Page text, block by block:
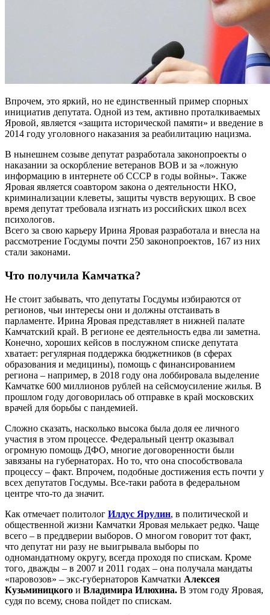
Впрочем, это яркий, но не единственный пример спорных
инициатив депутата. Одной из тем, активно проталкиваемых
Яровой, является «защита исторической памяти» и введение в
2014 году уголовного наказания за реабилитацию нацизма.
В нынешнем созыве депутат разработала законопроекты о
наказании за оскорбление ветеранов ВОВ и за «ложную
информацию в интернете об СССР в годы войны». Также
Яровая является соавтором закона о деятельности НКО,
криминализации клеветы, защиты чувств верующих. В свое
время депутат требовала изгнать из российских школ всех
психологов.
Всего за свою карьеру Ирина Яровая разработала и внесла на
рассмотрение Госдумы почти 250 законопроектов, 167 из них
стали законами.
Что получила Камчатка?
Не стоит забывать, что депутаты Госдумы избираются от
регионов, чьи интересы они и должны отстаивать в
парламенте. Ирина Яровая представляет в нижней палате
Камчатский край. В регионе ее деятельность едва ли заметна.
Конечно, хороших кейсов в послужном списке депутата
хватает: регулярная поддержка бюджетников (в сферах
образования и медицины), помощь с финансированием
региона – например, в 2018 году она лоббировала выделение
Камчатке 600 миллионов рублей на сейсмоусиление жилья. В
прошлом году договорилась об отправке в край московских
врачей для борьбы с пандемией.
Сложно сказать, насколько высока была доля ее личного
участия в этом процессе. Федеральный центр оказывал
огромную помощь ДФО, многие договоренности были
завязаны на губернаторах. Но то, что она способствовала
процессу – факт. Впрочем, подобные достижения есть почти у
всех депутатов Госдумы. Все-таки работа в федеральном
центре что-то да значит.
Как отмечает политолог Илдус Ярулин, в политической и
общественной жизни Камчатки Яровая мелькает редко. Чаще
всего – в преддверии выборов. О многом говорит тот факт,
что депутат ни разу не выигрывала выборы по
одномандатному округу, всегда проходя по спискам. Кроме
того, дважды – в 2007 и 2011 годах – она получала мандаты
«паровозов» – экс-губернаторов Камчатки Алексея
Кузьминицкого и Владимира Илюхина. В этом году Яровая,
судя по всему, снова пойдет по спискам.